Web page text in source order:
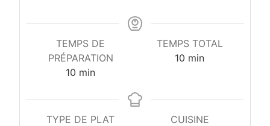
TEMPS DE
PRÉPARATION
10 minutes
min
TEMPS TOTAL
10 minutes
min
TYPE DE PLAT
CUISINE